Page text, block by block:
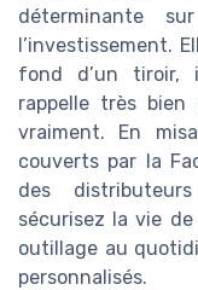
déterminante
l’investissement.
fond d’un tiroir,
rappelle très bien
vraiment. En
couverts par la
des
sécurisez la vie
outillage au
personnalisés.